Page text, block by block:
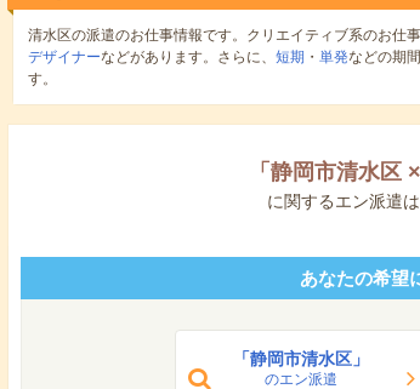
清水区の派遣のお仕事情報です。クリエイティブ系のお仕事
デザイナーなどがあります。さらに、 短期 ・ 単発などの期間
す。
「 静岡市清水区 ×
に関するエン派遣
あなたの希望
「静岡市清水区」
のエン派遣